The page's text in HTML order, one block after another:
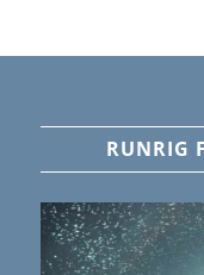
RUNRIG